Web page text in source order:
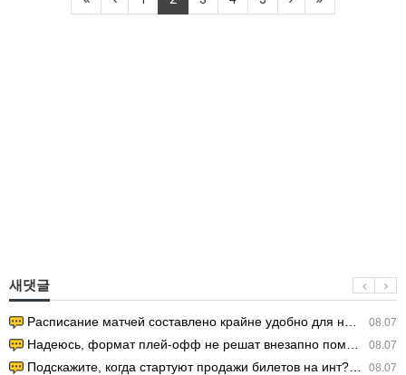
새댓글
08.07
Расписание матчей составлено крайне удобно для нашего часово…
08.07
Надеюсь, формат плей-офф не решат внезапно поменять. https:/…
08.07
Подскажите, когда стартуют продажи билетов на инт? https://g…